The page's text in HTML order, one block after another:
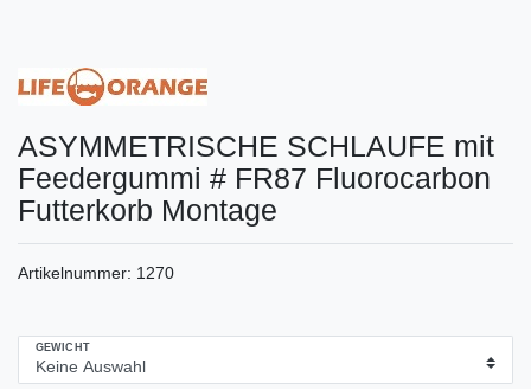
ASYMMETRISCHE SCHLAUFE mit
Feedergummi # FR87 Fluorocarbon
Futterkorb Montage
Artikelnummer: 1270
GEWICHT